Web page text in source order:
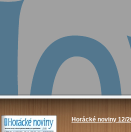
Horácké noviny 12/